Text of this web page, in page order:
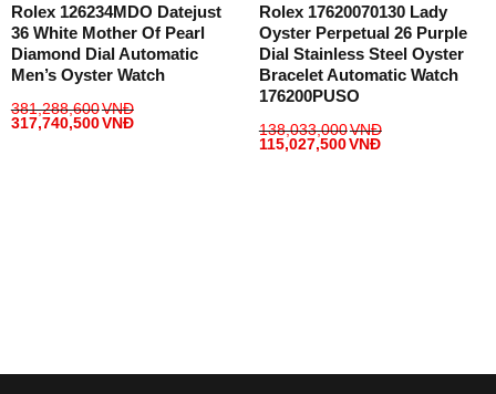
Rolex 126234MDO Datejust
36 White Mother Of Pearl
Diamond Dial Automatic
Men’s Oyster Watch
381,288,600VNĐ
317,740,500VNĐ
Rolex 17620070130 Lady
Oyster Perpetual 26 Purple
Dial Stainless Steel Oyster
Bracelet Automatic Watch
176200PUSO
138,033,000VNĐ
115,027,500VNĐ